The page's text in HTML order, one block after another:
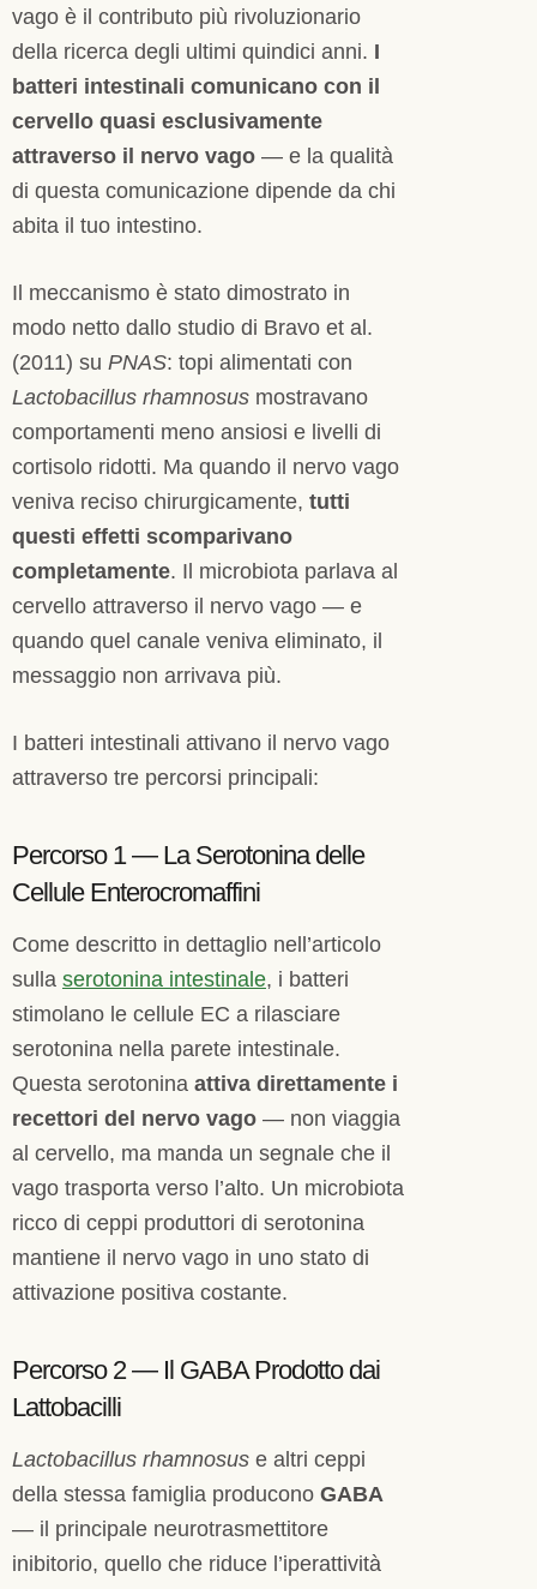
vago è il contributo più rivoluzionario
della ricerca degli ultimi quindici anni. I
batteri intestinali comunicano con il
cervello quasi esclusivamente
attraverso il nervo vago — e la qualità
di questa comunicazione dipende da chi
abita il tuo intestino.
Il meccanismo è stato dimostrato in
modo netto dallo studio di Bravo et al.
(2011) su PNAS: topi alimentati con
Lactobacillus rhamnosus mostravano
comportamenti meno ansiosi e livelli di
cortisolo ridotti. Ma quando il nervo vago
veniva reciso chirurgicamente, tutti
questi effetti scomparivano
completamente. Il microbiota parlava al
cervello attraverso il nervo vago — e
quando quel canale veniva eliminato, il
messaggio non arrivava più.
I batteri intestinali attivano il nervo vago
attraverso tre percorsi principali:
Percorso 1 — La Serotonina delle
Cellule Enterocromaffini
Come descritto in dettaglio nell’articolo
sulla serotonina intestinale, i batteri
stimolano le cellule EC a rilasciare
serotonina nella parete intestinale.
Questa serotonina attiva direttamente i
recettori del nervo vago — non viaggia
al cervello, ma manda un segnale che il
vago trasporta verso l’alto. Un microbiota
ricco di ceppi produttori di serotonina
mantiene il nervo vago in uno stato di
attivazione positiva costante.
Percorso 2 — Il GABA Prodotto dai
Lattobacilli
Lactobacillus rhamnosus e altri ceppi
della stessa famiglia producono GABA
— il principale neurotrasmettitore
inibitorio, quello che riduce l’iperattività